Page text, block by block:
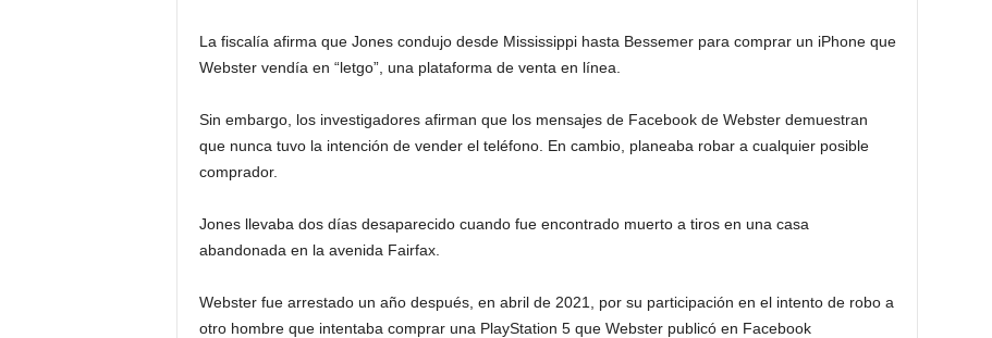
La fiscalía afirma que Jones condujo desde Mississippi hasta Bessemer para comprar un iPhone que
Webster vendía en “letgo”, una plataforma de venta en línea.
Sin embargo, los investigadores afirman que los mensajes de Facebook de Webster demuestran
que nunca tuvo la intención de vender el teléfono. En cambio, planeaba robar a cualquier posible
comprador.
Jones llevaba dos días desaparecido cuando fue encontrado muerto a tiros en una casa
abandonada en la avenida Fairfax.
Webster fue arrestado un año después, en abril de 2021, por su participación en el intento de robo a
otro hombre que intentaba comprar una PlayStation 5 que Webster publicó en Facebook